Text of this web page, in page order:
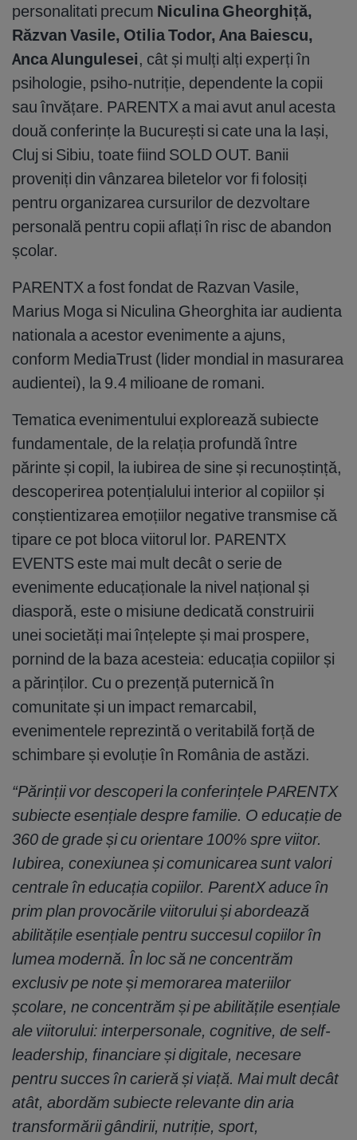
personalitati precum Niculina Gheorghiță,
Răzvan Vasile, Otilia Todor, Ana Baiescu,
Anca Alungulesei, cât și mulți alți experți în
psihologie, psiho-nutriție, dependente la copii
sau învățare. PARENTX a mai avut anul acesta
două conferințe la București si cate una la Iași,
Cluj si Sibiu, toate fiind SOLD OUT. Banii
proveniți din vânzarea biletelor vor fi folosiți
pentru organizarea cursurilor de dezvoltare
personală pentru copii aflați în risc de abandon
școlar.
PARENTX a fost fondat de Razvan Vasile,
Marius Moga si Niculina Gheorghita iar audienta
nationala a acestor evenimente a ajuns,
conform MediaTrust (lider mondial in masurarea
audientei), la 9.4 milioane de romani.
Tematica evenimentului explorează subiecte
fundamentale, de la relația profundă între
părinte și copil, la iubirea de sine și recunoștință,
descoperirea potențialului interior al copiilor și
conștientizarea emoțiilor negative transmise că
tipare ce pot bloca viitorul lor. PARENTX
EVENTS este mai mult decât o serie de
evenimente educaționale la nivel național și
diasporă, este o misiune dedicată construirii
unei societăți mai înțelepte și mai prospere,
pornind de la baza acesteia: educația copiilor și
a părinților. Cu o prezență puternică în
comunitate și un impact remarcabil,
evenimentele reprezintă o veritabilă forță de
schimbare și evoluție în România de astăzi.
“Părinții vor descoperi la conferințele PARENTX
subiecte esențiale despre familie. O educație de
360 de grade și cu orientare 100% spre viitor.
Iubirea, conexiunea și comunicarea sunt valori
centrale în educația copiilor. ParentX aduce în
prim plan provocările viitorului și abordează
abilitățile esențiale pentru succesul copiilor în
lumea modernă. În loc să ne concentrăm
exclusiv pe note și memorarea materiilor
școlare, ne concentrăm și pe abilitățile esențiale
ale viitorului: interpersonale, cognitive, de self-
leadership, financiare și digitale, necesare
pentru succes în carieră și viață. Mai mult decât
atât, abordăm subiecte relevante din aria
transformării gândirii, nutriție, sport,